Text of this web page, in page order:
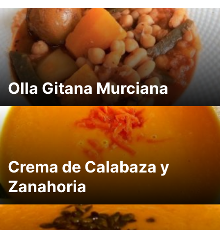
Olla Gitana Murciana
Crema de Calabaza y
Zanahoria